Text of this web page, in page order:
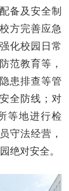
备及安全制
方完善应急
化校园日常
范教育等，
患排查等管
全防线；对
等地进行检
守法经营，
绝对安全。